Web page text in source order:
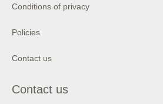
Conditions of privacy
Policies
Contact us
Contact us